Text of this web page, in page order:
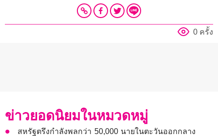
0 ครั้ง
ข่าวยอดนิยมในหมวดหมู่
สหรัฐตรึงกำลังพลกว่า 50,000 นายในตะวันออกกลาง